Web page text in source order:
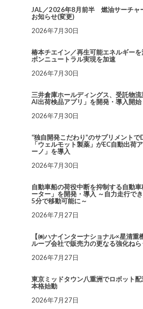
JAL／2026年8月前半 燃油サーチャ
お知らせ(変更)
2026年7月30日
椿本チエイン／再生可能エネルギー
ボンニュートラル実現を加速
2026年7月30日
三井倉庫ホールディングス、受託物
AI出荷検品アプリ」を開発・導入開始
2026年7月30日
“独自開発こだわり”のサプリメントで
「ウェルモット製薬」がEC自動出荷
ーノ」を導入
2026年7月30日
自動車船の荷役中断を抑制する自動
ーター」を開発・導入 ～自力走行で
5分で移動可能に～
2026年7月27日
【㈱ハナインターナショナル×星清重
ループ会社で販売力の更なる強化ねら
2026年7月27日
東京ミッドタウン八重洲でロボット
本格始動
2026年7月27日